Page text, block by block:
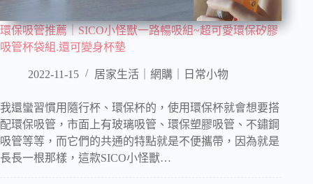
環保吸管推薦｜SICO小怪獸一路暢吸組~超可愛環保矽膠
吸管杯袋組.還可變身杯墊
2022-11-15 居家生活｜網購｜日常小物
我還蠻習慣用隨行杯、環保杯的，使用環保杯就會想要搭
配環保吸管，市面上有玻璃吸管、環保塑膠吸管、不鏽鋼
吸管等等，而它們的共通的特點就是不便攜帶，因為就是
長長一根那樣，這款SICO小怪獸…